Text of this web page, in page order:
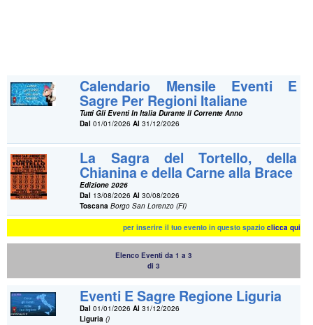
Calendario Mensile Eventi E
Sagre Per Regioni Italiane
Tutti Gli Eventi In Italia Durante Il Corrente Anno
Dal 01/01/2026Al 31/12/2026
La Sagra del Tortello, della
Chianina e della Carne alla Brace
Edizione 2026
Dal 13/08/2026Al 30/08/2026
Toscana Borgo San Lorenzo (FI)
per inserire il tuo evento in questo spazioclicca qui
Elenco Eventi da 1 a 3
di 3
Eventi E Sagre Regione Liguria
Dal 01/01/2026Al 31/12/2026
Liguria ()